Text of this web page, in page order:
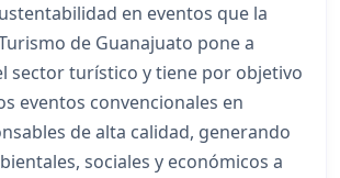
en eventos que la
de Guanajuato pone a
sector turístico y tiene por objetivo
eventos convencionales en
de alta calidad, generando
sociales y económicos a